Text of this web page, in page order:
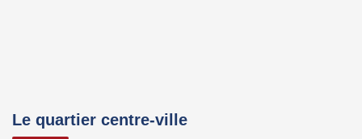
Le quartier centre-ville